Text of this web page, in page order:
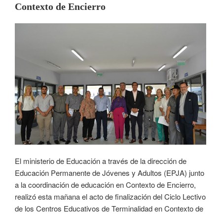
Contexto de Encierro
El ministerio de Educación a través de la dirección de
Educación Permanente de Jóvenes y Adultos (EPJA) junto
a la coordinación de educación en Contexto de Encierro,
realizó esta mañana el acto de finalización del Ciclo Lectivo
de los Centros Educativos de Terminalidad en Contexto de